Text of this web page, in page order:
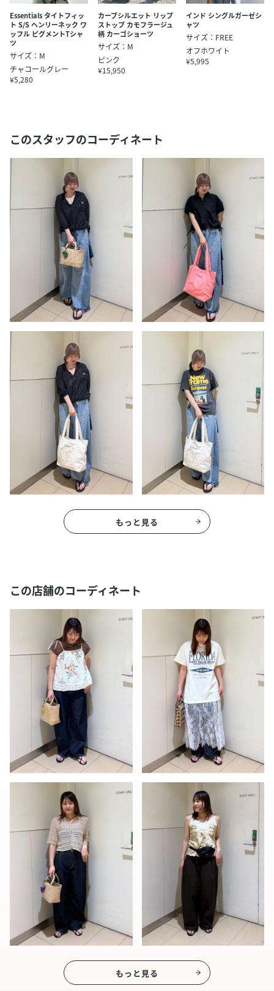
Essentials タイトフィッ
ト S/S ヘンリーネック ワ
ッフル ピグメントTシャ
ツ
サイズ：M
チャコールグレー
¥5,280
カーブシルエット リップ
ストップ カモフラージュ
柄 カーゴショーツ
サイズ：M
ピンク
¥15,950
インド シングルガーゼシ
ャツ
サイズ：FREE
オフホワイト
¥5,995
このスタッフのコーディネート
もっと見る
この店舗のコーディネート
もっと見る